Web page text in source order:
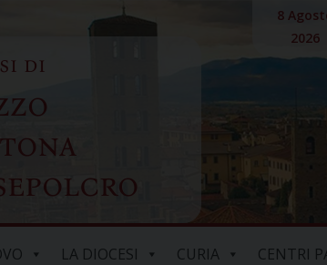
di
8
2026
LA DIOCESI CURIA CENTRI